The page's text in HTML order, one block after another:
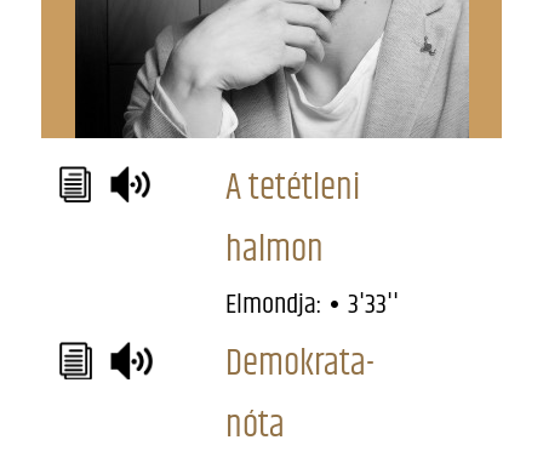
A tetétleni
halmon
Elmondja: 3'33''
Demokrata-
nóta